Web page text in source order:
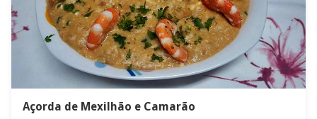
Açorda de Mexilhão e Camarão